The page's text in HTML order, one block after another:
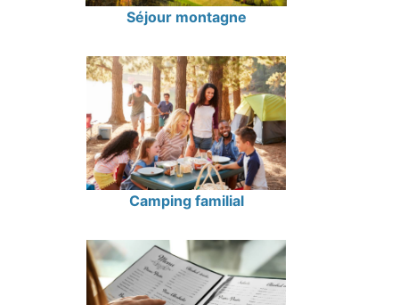
Séjour montagne
Camping familial